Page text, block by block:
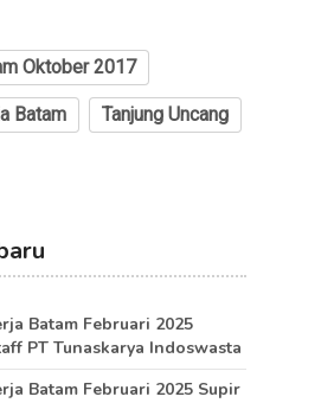
Oktober 2017
Batam Tanjung Uncang
Batam Februari 2025
PT Tunaskarya Indoswasta
Batam Februari 2025 Supir